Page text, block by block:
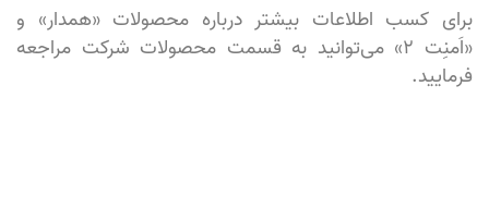
برای کسب اطلاعات بیشتر درباره محصولات «همدار» و
«اَمنِت ۲» می‌توانید به قسمت محصولات شرکت مراجعه
فرمایید.